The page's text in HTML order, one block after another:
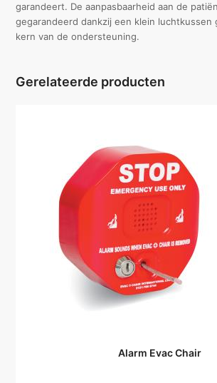
garandeert. De aanpasbaarheid aan de
gegarandeerd dankzij een klein luchtkussen
kern van de ondersteuning.
Gerelateerde producten
Alarm Evac Chair